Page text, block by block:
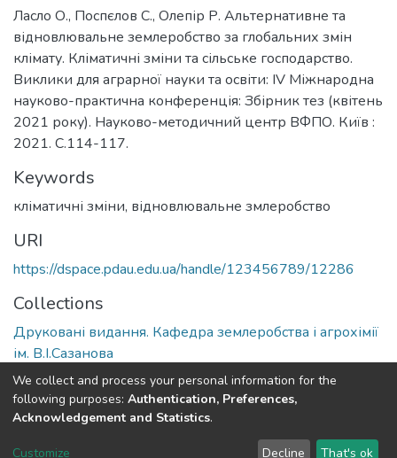
Ласло О., Поспєлов С., Олепір Р. Альтернативне та
відновлювальне землеробство за глобальних змін
клімату. Кліматичні зміни та сільське господарство.
Виклики для аграрної науки та освіти: ІV Міжнародна
науково-практична конференція: Збірник тез (квітень
2021 року). Науково-методичний центр ВФПО. Київ :
2021. С.114-117.
Keywords
кліматичні зміни, відновлювальне змлеробство
URI
https://dspace.pdau.edu.ua/handle/123456789/12286
Collections
Друковані видання. Кафедра землеробства і агрохімії
ім. В.І.Сазанова
Full item page
DSpace software copyright © 2002-2026 LYRASIS
We collect and process your personal information for the
following purposes: Authentication, Preferences,
Acknowledgement and Statistics.
Customize Decline That's ok